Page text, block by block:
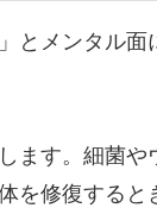
」とメンタル
ます。細菌
を修復する